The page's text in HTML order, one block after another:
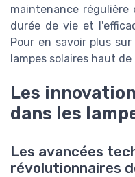
maintenance régulière
durée de vie et
Pour en savoir plus
lampes solaires haut de
Les
dans les
Les avancées
révolutionnaires